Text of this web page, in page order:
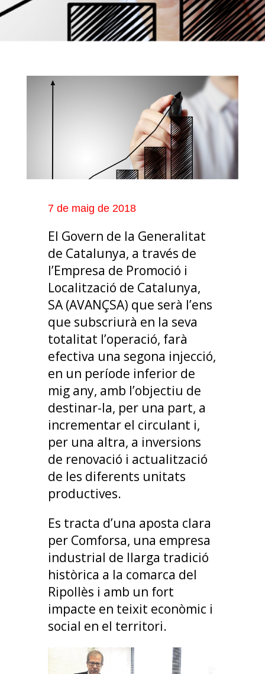
7 de maig de 2018
El Govern de la Generalitat
de Catalunya, a través de
l’Empresa de Promoció i
Localització de Catalunya,
SA (AVANÇSA) que serà l’ens
que subscriurà en la seva
totalitat l’operació, farà
efectiva una segona injecció,
en un període inferior de
mig any, amb l’objectiu de
destinar-la, per una part, a
incrementar el circulant i,
per una altra, a inversions
de renovació i actualització
de les diferents unitats
productives.
Es tracta d’una aposta clara
per Comforsa, una empresa
industrial de llarga tradició
històrica a la comarca del
Ripollès i amb un fort
impacte en teixit econòmic i
social en el territori.